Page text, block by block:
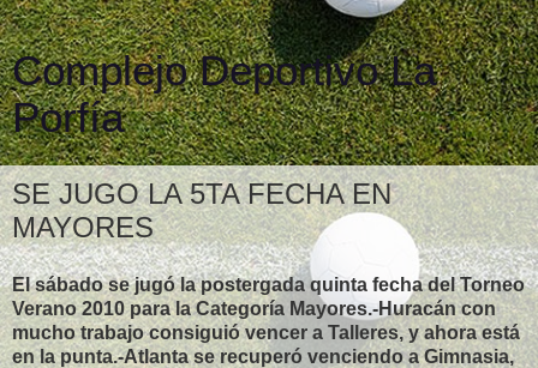
Complejo Deportivo La
Porfía
SE JUGO LA 5TA FECHA EN
MAYORES
El sábado se jugó la postergada quinta fecha del Torneo
Verano 2010 para la Categoría Mayores.-Huracán con
mucho trabajo consiguió vencer a Talleres, y ahora está
en la punta.-Atlanta se recuperó venciendo a Gimnasia,